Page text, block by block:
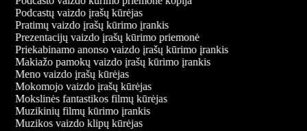
Podcastų vaizdo įrašų kūrėjas
Pratimų vaizdo įrašų kūrimo įrankis
Prezentacijų vaizdo įrašų kūrimo priemonė
Priekabinamo anonso vaizdo įrašų kūrimo įrankis
Makiažo pamokų vaizdo įrašų kūrimo įrankis
Meno vaizdo įrašų kūrėjas
Mokomojo vaizdo įrašų kūrėjas
Mokslinės fantastikos filmų kūrėjas
Muzikinių filmų kūrimo įrankis
Muzikos vaizdo klipų kūrėjas